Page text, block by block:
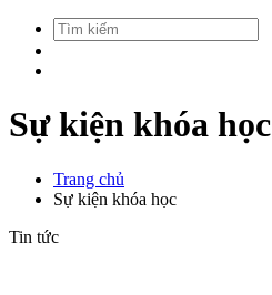
Sự kiện khóa học
Trang chủ
Sự kiện khóa học
Tin tức